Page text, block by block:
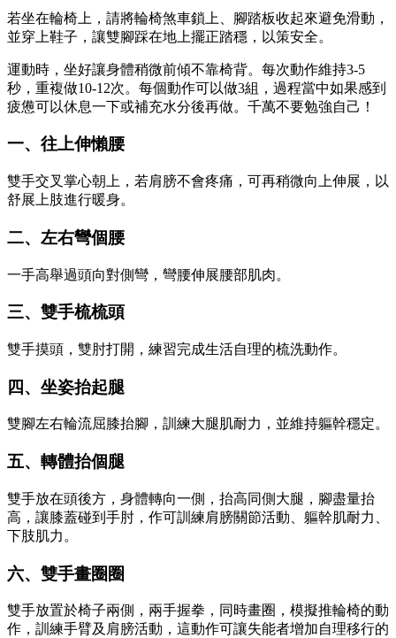
若坐在輪椅上，請將輪椅煞車鎖上、腳踏板收起來避免滑動，
並穿上鞋子，讓雙腳踩在地上擺正踏穩，以策安全。
運動時，坐好讓身體稍微前傾不靠椅背。每次動作維持3-5
秒，重複做10-12次。每個動作可以做3組，過程當中如果感到
疲憊可以休息一下或補充水分後再做。千萬不要勉強自己！
一、往上伸懶腰
雙手交叉掌心朝上，若肩膀不會疼痛，可再稍微向上伸展，以
舒展上肢進行暖身。
二、左右彎個腰
一手高舉過頭向對側彎，彎腰伸展腰部肌肉。
三、雙手梳梳頭
雙手摸頭，雙肘打開，練習完成生活自理的梳洗動作。
四、坐姿抬起腿
雙腳左右輪流屈膝抬腳，訓練大腿肌耐力，並維持軀幹穩定。
五、轉體抬個腿
雙手放在頭後方，身體轉向一側，抬高同側大腿，腳盡量抬
高，讓膝蓋碰到手肘，作可訓練肩膀關節活動、軀幹肌耐力、
下肢肌力。
六、雙手畫圈圈
雙手放置於椅子兩側，兩手握拳，同時畫圈，模擬推輪椅的動
作，訓練手臂及肩膀活動，這動作可讓失能者增加自理移行的